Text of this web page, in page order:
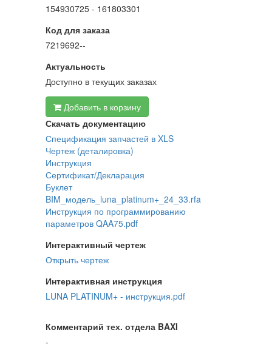
154930725 - 161803301
Код для заказа
7219692--
Актуальность
Доступно в текущих заказах
Добавить в корзину
Скачать документацию
Спецификация запчастей в XLS
Чертеж (деталировка)
Инструкция
Сертификат/Декларация
Буклет
BIM_модель_luna_platinum+_24_33.rfa
Инструкция по программированию
параметров QAA75.pdf
Интерактивный чертеж
Открыть чертеж
Интерактивная инструкция
LUNA PLATINUM+ - инструкция.pdf
Комментарий тех. отдела BAXI
-